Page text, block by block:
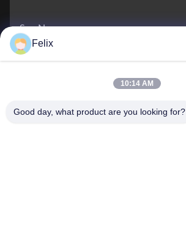
Seu Nome
*
Felix
10:14 AM
Good day, what product are you looking for?